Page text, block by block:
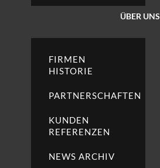
ÜBER UNS
FIRMEN
HISTORIE
PARTNERSCHAFTEN
KUNDEN
REFERENZEN
NEWS ARCHIV